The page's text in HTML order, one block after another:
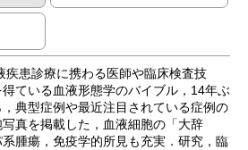
疾患診療に携わる医師や臨床検査技
ている血液形態学のバイブル，14年ぶ
典型症例や最近注目されている症例の
真を掲載した，血液細胞の「大辞
腫瘍，免疫学的所見も充実．研究，臨